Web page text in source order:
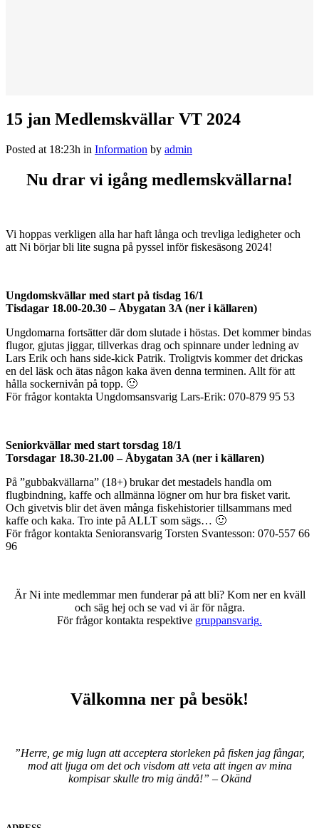
15 jan Medlemskvällar VT 2024
Posted at 18:23h in Information by admin
Nu drar vi igång medlemskvällarna!
Vi hoppas verkligen alla har haft långa och trevliga ledigheter och
att Ni börjar bli lite sugna på pyssel inför fiskesäsong 2024!
Ungdomskvällar med start på tisdag 16/1
Tisdagar 18.00-20.30 – Åbygatan 3A (ner i källaren)
Ungdomarna fortsätter där dom slutade i höstas. Det kommer bindas
flugor, gjutas jiggar, tillverkas drag och spinnare under ledning av
Lars Erik och hans side-kick Patrik. Troligtvis kommer det drickas
en del läsk och ätas någon kaka även denna terminen. Allt för att
hålla sockernivån på topp. 🙂
För frågor kontakta Ungdomsansvarig Lars-Erik: 070-879 95 53
Seniorkvällar med start torsdag 18/1
Torsdagar 18.30-21.00 – Åbygatan 3A (ner i källaren)
På ”gubbakvällarna” (18+) brukar det mestadels handla om
flugbindning, kaffe och allmänna lögner om hur bra fisket varit.
Och givetvis blir det även många fiskehistorier tillsammans med
kaffe och kaka. Tro inte på ALLT som sägs… 🙂
För frågor kontakta Senioransvarig Torsten Svantesson: 070-557 66
96
Är Ni inte medlemmar men funderar på att bli? Kom ner en kväll
och säg hej och se vad vi är för några.
För frågor kontakta respektive gruppansvarig.
Välkomna ner på besök!
”Herre, ge mig lugn att acceptera storleken på fisken jag fångar,
mod att ljuga om det och visdom att veta att ingen av mina
kompisar skulle tro mig ändå!” – Okänd